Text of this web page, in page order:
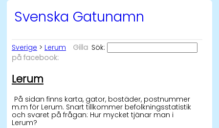
Svenska Gatunamn
Sverige > Lerum Sök:
Gilla
på facebook:
Lerum
På sidan finns karta, gator, bostäder, postnummer
m.m för Lerum. Snart tillkommer befolkningsstatistik
och svaret på frågan: Hur mycket tjänar man i
Lerum?